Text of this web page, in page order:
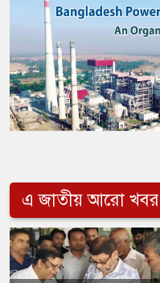
এ জাতীয় আরো খবর